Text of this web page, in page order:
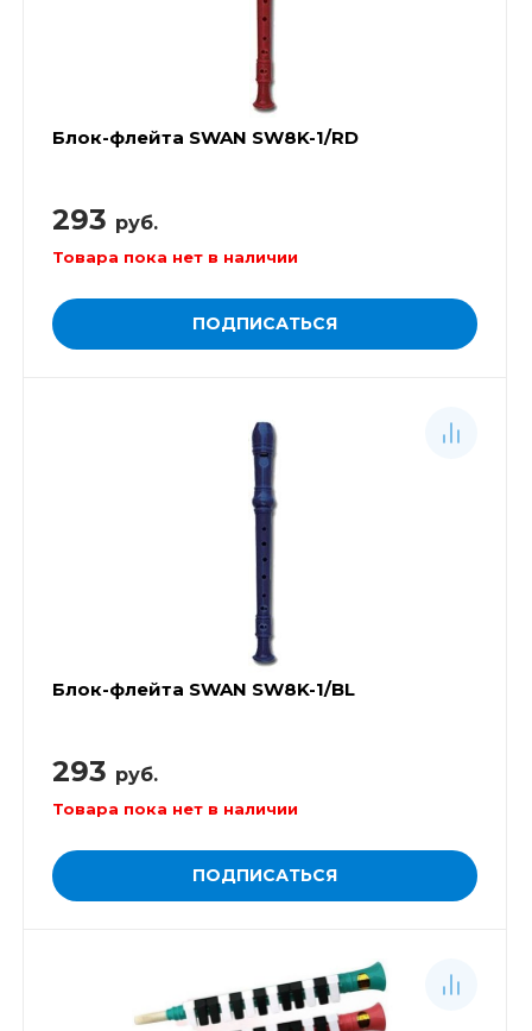
Блок-флейта SWAN SW8K-1/RD
293 руб.
Товара пока нет в наличии
ПОДПИСАТЬСЯ
Блок-флейта SWAN SW8K-1/BL
293 руб.
Товара пока нет в наличии
ПОДПИСАТЬСЯ